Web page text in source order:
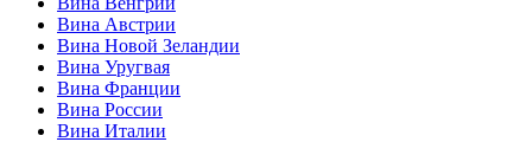
Вина Австрии
Вина Новой Зеландии
Вина Уругвая
Вина Франции
Вина России
Вина Италии